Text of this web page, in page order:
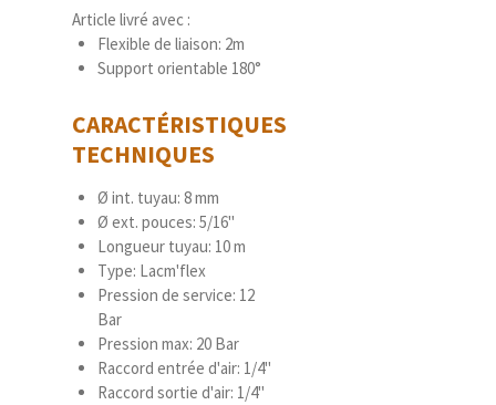
Article livré avec :
Flexible de liaison: 2m
Support orientable 180°
CARACTÉRISTIQUES
TECHNIQUES
Ø int. tuyau: 8 mm
Ø ext. pouces: 5/16"
Longueur tuyau: 10 m
Type: Lacm'flex
Pression de service: 12
Bar
Pression max: 20 Bar
Raccord entrée d'air: 1/4"
Raccord sortie d'air: 1/4"